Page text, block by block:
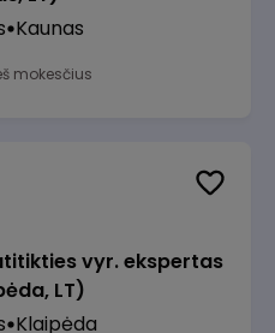
Kaunas
mokesčius
vyr. ekspertas
LT)
Klaipėda